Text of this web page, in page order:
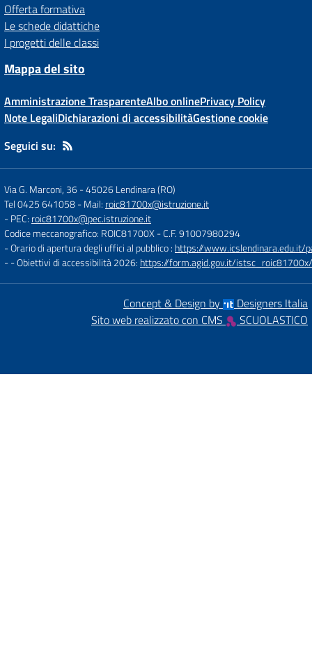
Offerta formativa
Le schede didattiche
I progetti delle classi
Mappa del sito
Amministrazione TrasparenteAlbo onlinePrivacy Policy
Note LegaliDichiarazioni di accessibilitàGestione cookie
Seguici su:
Via G. Marconi, 36-45026 Lendinara (RO)
Tel 0425 641058- Mail: roic81700x@istruzione.it
- PEC: roic81700x@pec.istruzione.it
Codice meccanografico: ROIC81700X- C.F. 91007980294
- Orario di apertura degli uffici al pubblico : https://www.icslendinara.edu.it/
- - Obiettivi di accessibilità 2026: https://form.agid.gov.it/
Concept & Design by
Designers Italia
Sito web realizzato con CMS
SCUOLASTICO